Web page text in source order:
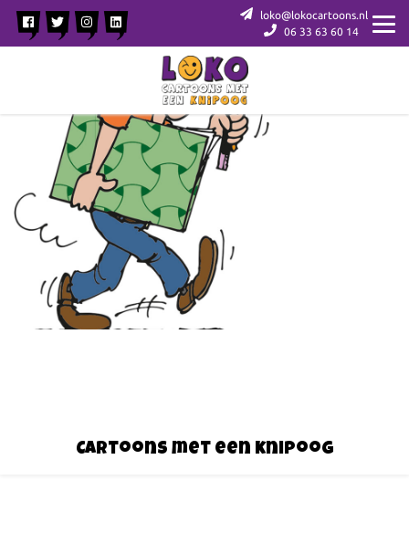
loko@lokocartoons.nl
06 33 63 60 14
Cartoons met een knipoog